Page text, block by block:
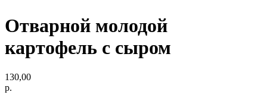
Отварной молодой
картофель с сыром
130,00
р.